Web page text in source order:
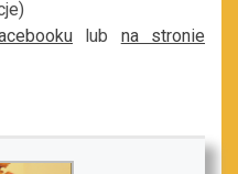
lub na stronie